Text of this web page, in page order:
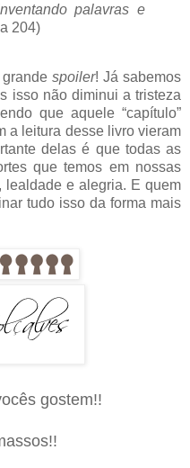
palavras e
204)
spoiler! Já sabemos
isso não diminui a tristeza
que aquele “capítulo”
a leitura desse livro vieram
delas é que todas as
que temos em nossas
lealdade e alegria. E quem
tudo isso da forma mais
gostem!!